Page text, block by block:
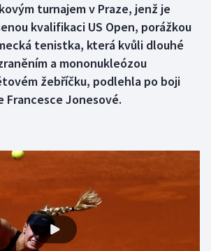
turnajem v Praze, jenž je
kvalifikaci US Open, porážkou
tenistka, která kvůli dlouhé
a mononukleózou
žebříčku, podlehla po boji
Francesce Jonesové.